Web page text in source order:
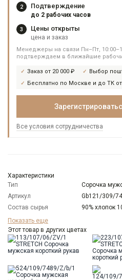
2 Подтверждение
до 2 рабочих часов
3 Цены открыты
цена и заказ
Менеджеры на связи Пн–Пт,
подтверждаем в ближайшие
Заказ от 20 000 ₽ Выбор
Бесплатно по Москве и до ТК от
Все условия сотрудничества
Характеристики
Тип
Сорочка
Артикул
Gb121/309/
Состав сырья
90% хлопок
Бренд
Особенности
ткани
Жатый эффект
Модель
Голубой
Ворот
Французский
Показать еще
Этот товар в других цветах